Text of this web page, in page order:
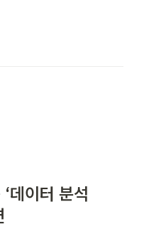
데이터 분석